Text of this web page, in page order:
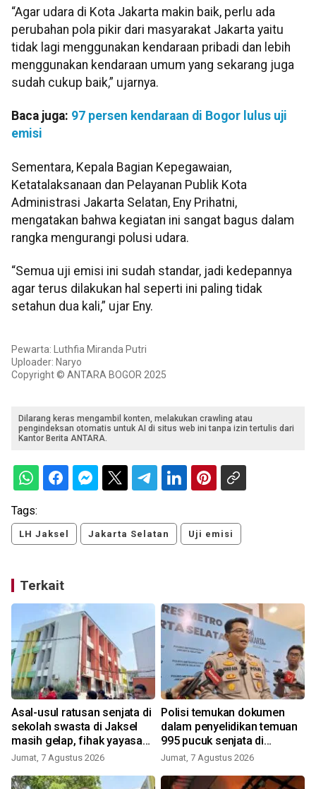
“Agar udara di Kota Jakarta makin baik, perlu ada
perubahan pola pikir dari masyarakat Jakarta yaitu
tidak lagi menggunakan kendaraan pribadi dan lebih
menggunakan kendaraan umum yang sekarang juga
sudah cukup baik,” ujarnya.
Baca juga: 97 persen kendaraan di Bogor lulus uji
emisi
Sementara, Kepala Bagian Kepegawaian,
Ketatalaksanaan dan Pelayanan Publik Kota
Administrasi Jakarta Selatan, Eny Prihatni,
mengatakan bahwa kegiatan ini sangat bagus dalam
rangka mengurangi polusi udara.
“Semua uji emisi ini sudah standar, jadi kedepannya
agar terus dilakukan hal seperti ini paling tidak
setahun dua kali,” ujar Eny.
Pewarta: Luthfia Miranda Putri
Uploader: Naryo
Copyright © ANTARA BOGOR 2025
Dilarang keras mengambil konten, melakukan crawling atau
pengindeksan otomatis untuk AI di situs web ini tanpa izin tertulis dari
Kantor Berita ANTARA.
Tags:
LH Jaksel Jakarta Selatan Uji emisi
Terkait
Asal-usul ratusan senjata di
sekolah swasta di Jaksel
masih gelap, fihak yayasan
tak tahu
Jumat, 7 Agustus 2026
Polisi temukan dokumen
dalam penyelidikan temuan
995 pucuk senjata di
sekolah
Jumat, 7 Agustus 2026